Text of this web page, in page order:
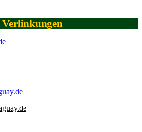
Verlinkungen